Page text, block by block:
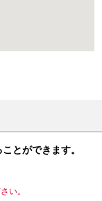
とができます。
い。